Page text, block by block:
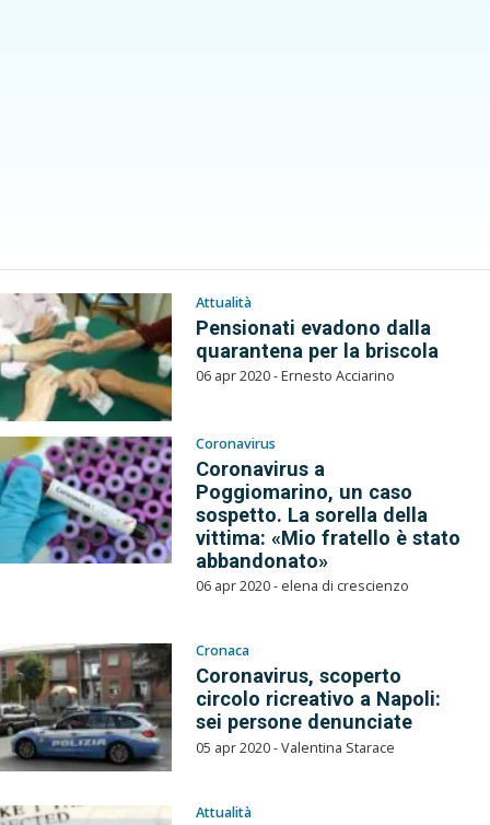
Attualità
Pensionati evadono dalla
quarantena per la briscola
06 apr 2020 - Ernesto Acciarino
Coronavirus
Coronavirus a
Poggiomarino, un caso
sospetto. La sorella della
vittima: «Mio fratello è stato
abbandonato»
06 apr 2020 - elena di crescienzo
Cronaca
Coronavirus, scoperto
circolo ricreativo a Napoli:
sei persone denunciate
05 apr 2020 - Valentina Starace
Attualità